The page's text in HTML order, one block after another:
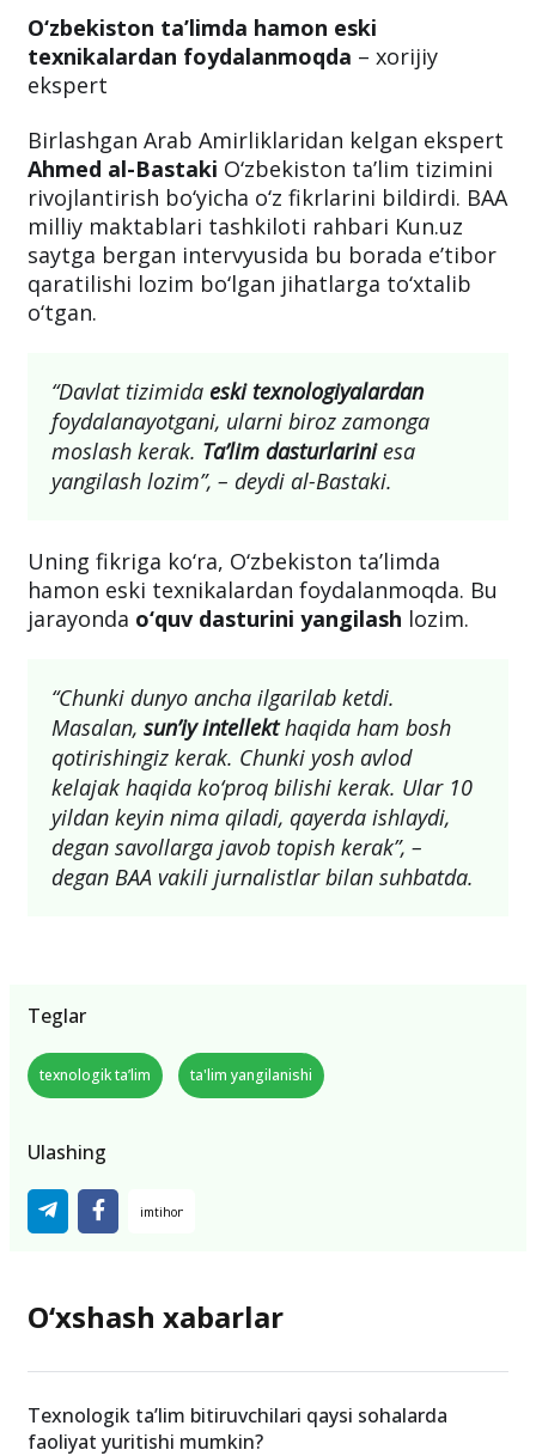
O‘zbekiston ta’limda hamon eski
texnikalardan foydalanmoqda – xorijiy
ekspert
Birlashgan Arab Amirliklaridan kelgan ekspert
Ahmed al-Bastaki O‘zbekiston ta’lim tizimini
rivojlantirish bo‘yicha o‘z fikrlarini bildirdi. BAA
milliy maktablari tashkiloti rahbari Kun.uz
saytga bergan intervyusida bu borada e’tibor
qaratilishi lozim bo‘lgan jihatlarga to‘xtalib
o‘tgan.
“Davlat tizimida eski texnologiyalardan
foydalanayotgani, ularni biroz zamonga
moslash kerak. Ta’lim dasturlariniesa
yangilash lozim”, – deydi al-Bastaki.
Uning fikriga ko‘ra, O‘zbekiston ta’limda
hamon eski texnikalardan foydalanmoqda. Bu
jarayonda o‘quv dasturini yangilash lozim.
“Chunki dunyo ancha ilgarilab ketdi.
Masalan, sun’iy intellekthaqida ham bosh
qotirishingiz kerak. Chunki yosh avlod
kelajak haqida ko‘proq bilishi kerak. Ular 10
yildan keyin nima qiladi, qayerda ishlaydi,
degan savollarga javob topish kerak”, –
degan BAA vakili jurnalistlar bilan suhbatda.
Teglar
texnologik ta’lim ta'lim yangilanishi
Ulashing
O‘xshash xabarlar
Texnologik ta’lim bitiruvchilari qaysi sohalarda
faoliyat yuritishi mumkin?